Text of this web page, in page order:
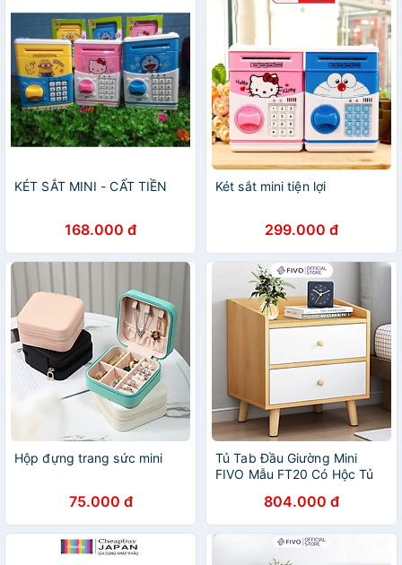
KÉT SẮT MINI - CẤT TIỀN
168.000 đ
Két sắt mini tiện lợi
299.000 đ
Hộp đựng trang sức mini
75.000 đ
Tủ Tab Đầu Giường Mini
FIVO Mẫu FT20 Có Hộc Tủ
Giản, Phù Hợp Cho Mọi Kiểu
Nhà, Sản Phẩm Nội Thất
Lắp Ráp Thông Minh
804.000 đ